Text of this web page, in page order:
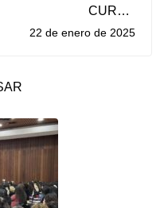
CURSO
SUSTENTABILIDAD:
22 de enero de 2025